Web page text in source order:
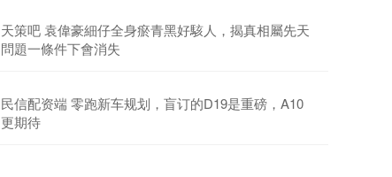
天策吧 袁偉豪細仔全身瘀青黑好駭人，揭真相屬先天
問題一條件下會消失
民信配资端 零跑新车规划，盲订的D19是重磅，A10
更期待